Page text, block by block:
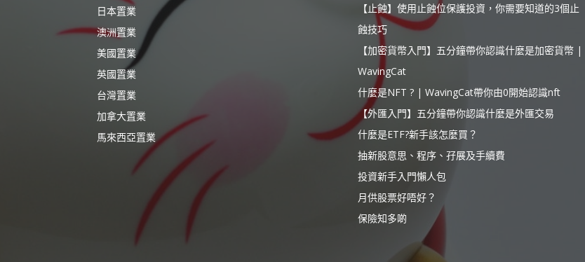
日本置業
澳洲置業
美國置業
英國置業
台灣置業
加拿大置業
馬來西亞置業
【止蝕】使用止蝕位保護投資，你需要知道的3個止
蝕技巧
【加密貨幣入門】五分鐘帶你認識什麼是加密貨幣 |
WavingCat
什麼是NFT ? | WavingCat帶你由0開始認識nft
【外匯入門】五分鐘帶你認識什麼是外匯交易
什麼是ETF?新手該怎麼買？
抽新股意思、程序、孖展及手續費
投資新手入門懶人包
月供股票好唔好？
保險知多啲